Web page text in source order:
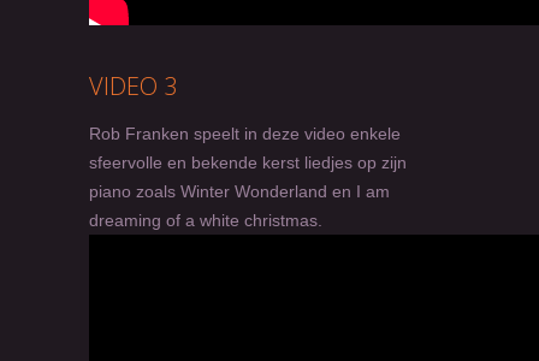
VIDEO 3
Rob Franken speelt in deze video enkele
sfeervolle en bekende kerst liedjes op zijn
piano zoals Winter Wonderland en I am
dreaming of a white christmas.